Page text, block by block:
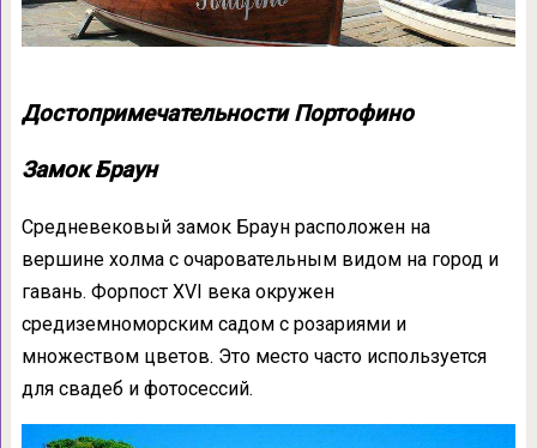
Достопримечательности Портофино
Замок Браун
Средневековый замок Браун расположен на
вершине холма с очаровательным видом на город и
гавань. Форпост XVI века окружен
средиземноморским садом с розариями и
множеством цветов. Это место часто используется
для свадеб и фотосессий.